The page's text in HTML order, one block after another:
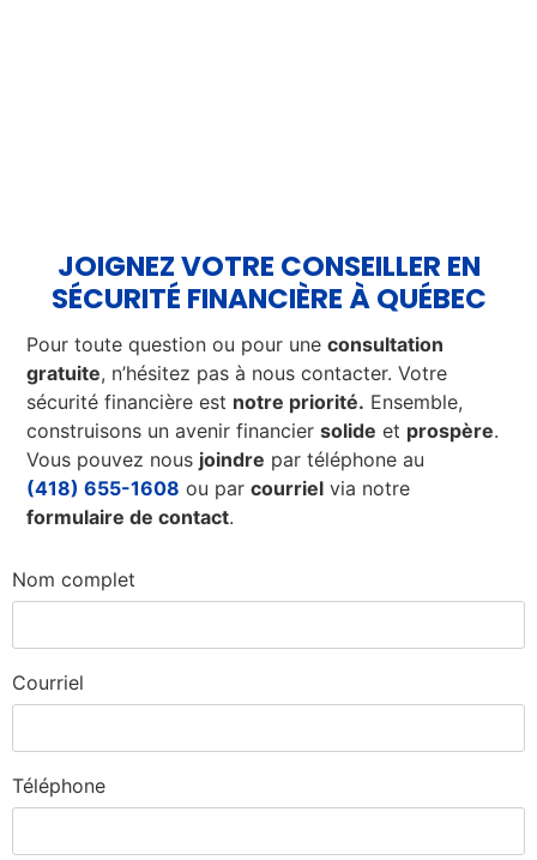
JOIGNEZ VOTRE CONSEILLER EN
SÉCURITÉ FINANCIÈRE À QUÉBEC
Pour toute question ou pour une consultation
gratuite, n’hésitez pas à nous contacter. Votre
sécurité financière est notre priorité. Ensemble,
construisons un avenir financier solide et prospère.
Vous pouvez nous joindre par téléphone au
(418) 655-1608 ou par courriel via notre
formulaire de contact.
Nom complet
Courriel
Téléphone